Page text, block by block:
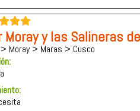
Moray y las Salineras
Moray > Maras > Cusco